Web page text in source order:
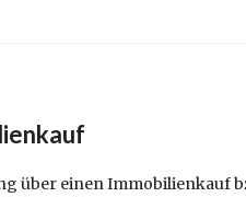
über einen Immobilienkauf